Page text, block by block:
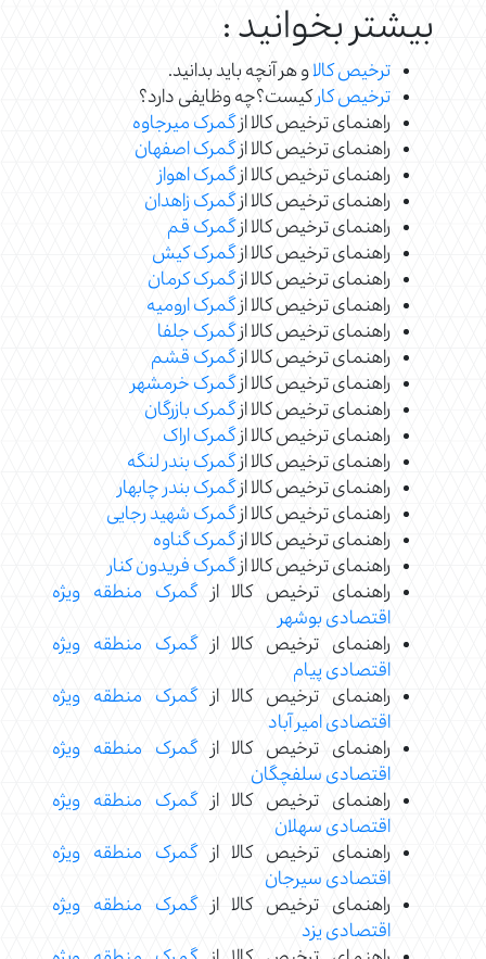
بیشتر بخوانید :
ترخیص کالاو هر آنچه باید بدانید.
ترخیص کارکیست؟چه وظایفی دارد؟
راهنمای ترخیص کالا ازگمرک میرجاوه
راهنمای ترخیص کالا ازگمرک اصفهان
راهنمای ترخیص کالا ازگمرک اهواز
راهنمای ترخیص کالا ازگمرک زاهدان
راهنمای ترخیص کالا ازگمرک قم
راهنمای ترخیص کالا ازگمرک کیش
راهنمای ترخیص کالا ازگمرک کرمان
راهنمای ترخیص کالا ازگمرک ارومیه
راهنمای ترخیص کالا ازگمرک جلفا
راهنمای ترخیص کالا ازگمرک قشم
راهنمای ترخیص کالا ازگمرک خرمشهر
راهنمای ترخیص کالا ازگمرک بازرگان
راهنمای ترخیص کالا ازگمرک اراک
راهنمای ترخیص کالا ازگمرک بندر لنگه
راهنمای ترخیص کالا ازگمرک بندر چابهار
راهنمای ترخیص کالا ازگمرک شهید رجایی
راهنمای ترخیص کالا ازگمرک گناوه
راهنمای ترخیص کالا ازگمرک فریدون کنار
راهنمای ترخیص کالا ازگمرک منطقه ویژه
اقتصادی بوشهر
راهنمای ترخیص کالا ازگمرک منطقه ویژه
اقتصادی پیام
راهنمای ترخیص کالا ازگمرک منطقه ویژه
اقتصادی امیر آباد
راهنمای ترخیص کالا ازگمرک منطقه ویژه
اقتصادی سلفچگان
راهنمای ترخیص کالا ازگمرک منطقه ویژه
اقتصادی سهلان
راهنمای ترخیص کالا ازگمرک منطقه ویژه
اقتصادی سیرجان
راهنمای ترخیص کالا ازگمرک منطقه ویژه
اقتصادی یزد